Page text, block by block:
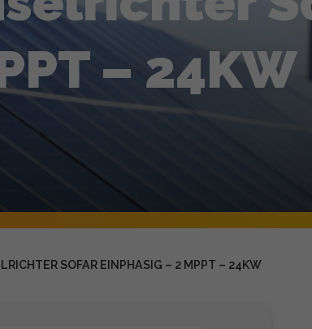
– 24KW
SOFAR EINPHASIG – 2 MPPT – 24KW